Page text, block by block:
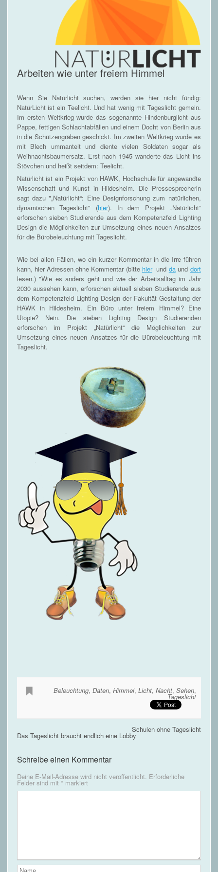
Arbeiten wie unter freiem Himmel
Wenn Sie Natürlicht suchen, werden sie hier nicht fündig:
NatürLicht ist ein Teelicht. Und hat wenig mit Tageslicht gemein.
Im ersten Weltkrieg wurde das sogenannte Hindenburglicht aus
Pappe, fettigen Schlachtabfällen und einem Docht von Berlin aus
in die Schützengräben geschickt. Im zweiten Weltkrieg wurde es
mit Blech ummantelt und diente vielen Soldaten sogar als
Weihnachtsbaumersatz. Erst nach 1945 wanderte das Licht ins
Stövchen und heißt seitdem: Teelicht.
Natürlicht ist ein Projekt von HAWK, Hochschule für angewandte
Wissenschaft und Kunst in Hildesheim. Die Pressesprecherin
sagt dazu "„Natürlicht“: Eine Designforschung zum natürlichen,
dynamischen Tageslicht" (hier). In dem Projekt „Natürlicht“
erforschen sieben Studierende aus dem Kompetenzfeld Lighting
Design die Möglichkeiten zur Umsetzung eines neuen Ansatzes
für die Bürobeleuchtung mit Tageslicht.
Wie bei allen Fällen, wo ein kurzer Kommentar in die Irre führen
kann, hier Adressen ohne Kommentar (bitte hierund daund dort
lesen.) "Wie es anders geht und wie der Arbeitsalltag im Jahr
2030 aussehen kann, erforschen aktuell sieben Studierende aus
dem Kompetenzfeld Lighting Design der Fakultät Gestaltung der
HAWK in Hildesheim. Ein Büro unter freiem Himmel? Eine
Utopie? Nein. Die sieben Lighting Design Studierenden
erforschen im Projekt „Natürlicht“ die Möglichkeiten zur
Umsetzung eines neuen Ansatzes für die Bürobeleuchtung mit
Tageslicht.
Beleuchtung,Daten,Himmel,Licht,Nacht,Sehen,
Tageslicht
Schulen ohne Tageslicht
Das Tageslicht braucht endlich eine Lobby
Schreibe einen Kommentar
Deine E-Mail-Adresse wird nicht veröffentlicht. Erforderliche
Felder sind mit *markiert